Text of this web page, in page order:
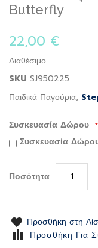
Butterfly
22,00 €
Διαθέσιμο
SKU SJ950225
Παιδικά Παγούρια,
Συσκευασία Δώρου
Συσκευασία
Ποσότητα
Προσθήκη στη
Προσθήκη Για
to
the
of
images
gallery